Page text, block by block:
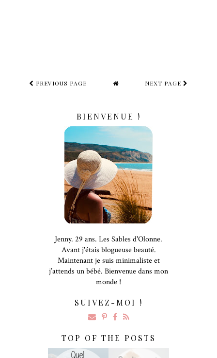
PREVIOUS PAGE NEXT PAGE
BIENVENUE !
Jenny. 29 ans. Les Sables d'Olonne.
Avant j'étais blogueuse beauté.
Maintenant je suis minimaliste et
j’attends un bébé. Bienvenue dans mon
monde !
SUIVEZ-MOI !
TOP OF THE POSTS